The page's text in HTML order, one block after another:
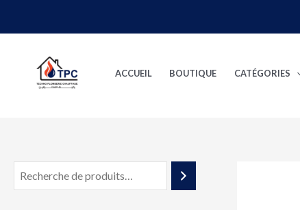
ACCUEIL BOUTIQUE CATÉGORIES